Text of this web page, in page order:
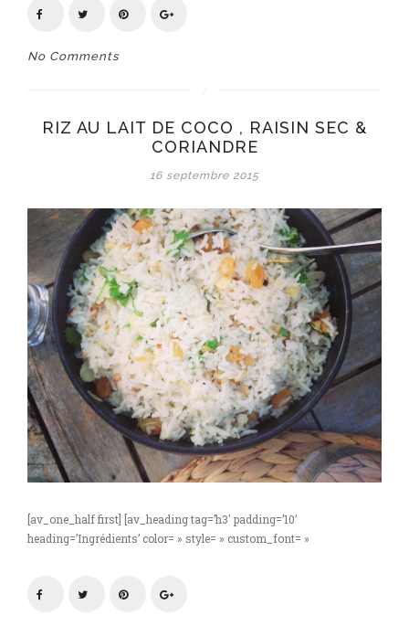
No Comments
RIZ AU LAIT DE COCO , RAISIN SEC &
CORIANDRE
16 septembre 2015
[av_one_half first] [av_heading tag=’h3′ padding=’10’
heading=’Ingrédients’ color= » style= » custom_font= »